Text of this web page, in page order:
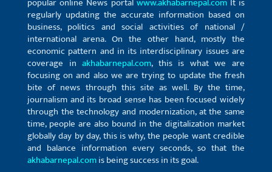
regularly updating the accurate information based on
business, politics and social activities of national /
international arena. On the other hand, mostly the
economic pattern and in its interdisciplinary issues are
coverage inakhabarnepal.com, this is what we are
focusing on and also we are trying to update the fresh
bite of news through this site as well. By the time,
journalism and its broad sense has been focused widely
through the technology and modernization, at the same
time, people are also bound in the digitalization market
globally day by day, this is why, the people want credible
and balance information every seconds, so that the
akhabarnepal.comis being success in its goal.